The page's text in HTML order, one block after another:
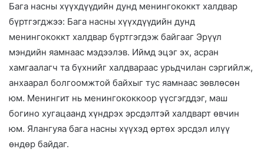
a
n
e
m
a
i
l
Бага насны хүүхдүүдийн дунд менингококкт халдвар
бүртгэгджээ: Бага насны хүүхдүүдийн дунд
менингококкт халдвар бүртгэгдэж байгааг Эрүүл
мэндийн яамнаас мэдээлэв. Иймд эцэг эх, асран
хамгаалагч та бүхнийг халдвараас урьдчилан сэргийлж,
анхаарал болгоомжтой байхыг тус яамнаас зөвлөсөн
юм. Менингит нь менингококкоор үүсгэгддэг, маш
богино хугацаанд хүндрэх эрсдэлтэй халдварт өвчин
юм. Ялангуяа бага насны хүүхэд өртөх эрсдэл илүү
өндөр байдаг.